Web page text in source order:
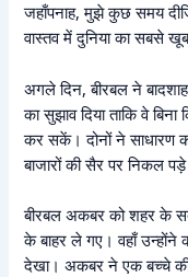
जहाँपनाह, मुझे कुछ समय
वास्तव में दुनिया का सबसे
अगले दिन, बीरबल ने
का सुझाव दिया ताकि वे
कर सकें। दोनों ने साधारण
बाजारों की सैर पर निकल
बीरबल अकबर को शहर के
के बाहर ले गए। वहाँ
देखा। अकबर ने एक बच्चे की